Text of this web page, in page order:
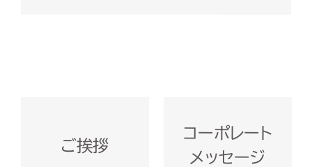
ご挨拶
コーポレート
メッセージ